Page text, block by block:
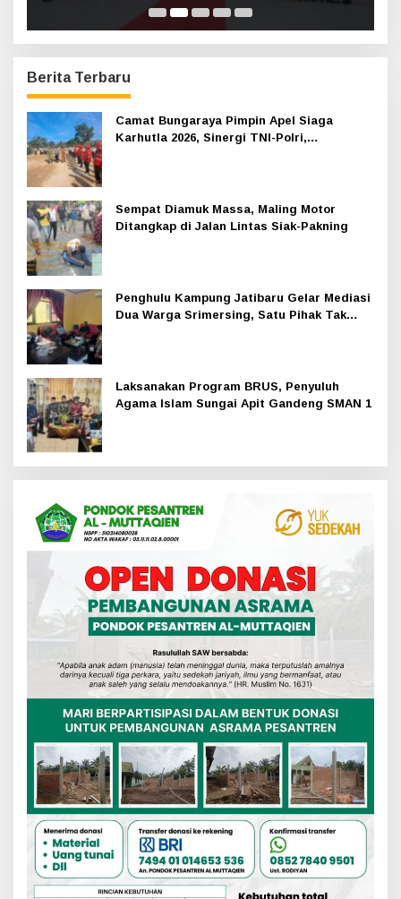
Berita Terbaru
Camat Bungaraya Pimpin Apel Siaga
Karhutla 2026, Sinergi TNI-Polri,
Sempat Diamuk Massa, Maling Motor
Ditangkap di Jalan Lintas Siak-Pakning
Penghulu Kampung Jatibaru Gelar Mediasi
Dua Warga Srimersing, Satu Pihak Tak
Laksanakan Program BRUS, Penyuluh
Agama Islam Sungai Apit Gandeng SMAN 1